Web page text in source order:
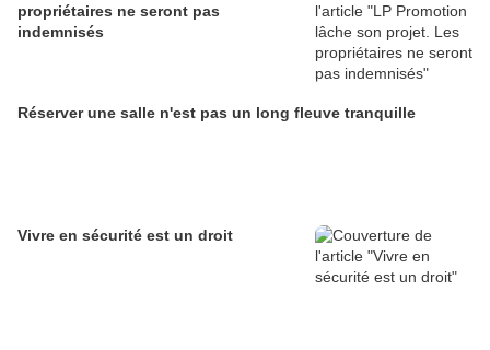
propriétaires ne seront pas
indemnisés
Réserver une salle n'est pas un long fleuve tranquille
Vivre en sécurité est un droit